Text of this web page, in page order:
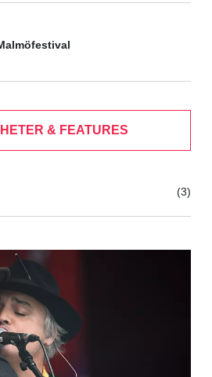
& FEATURES
(3)